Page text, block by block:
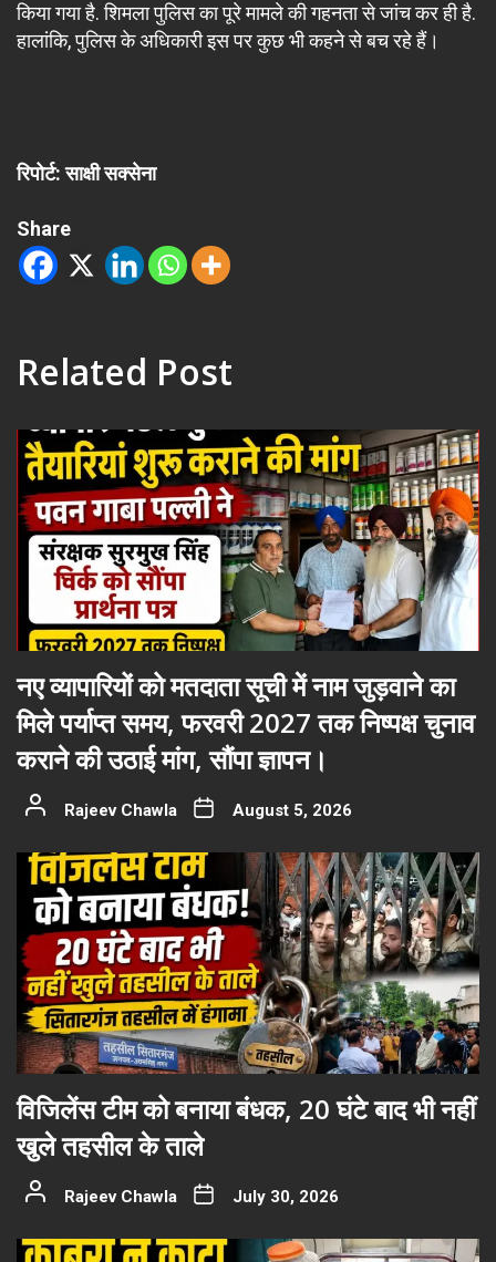
किया गया है. शिमला पुलिस का पूरे मामले की गहनता से जांच कर ही है.
हालांकि, पुलिस के अधिकारी इस पर कुछ भी कहने से बच रहे हैं।
रिपोर्ट: साक्षी सक्सेना
Share
Related Post
नए व्यापारियों को मतदाता सूची में नाम जुड़वाने का
मिले पर्याप्त समय, फरवरी 2027 तक निष्पक्ष चुनाव
कराने की उठाई मांग, सौंपा ज्ञापन।
Rajeev Chawla August 5, 2026
विजिलेंस टीम को बनाया बंधक, 20 घंटे बाद भी नहीं
खुले तहसील के ताले
Rajeev Chawla July 30, 2026